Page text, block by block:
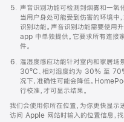
声音识别功能可检测到烟雾和一氧
当用户身处可能受到伤害的环境中
识别功能。声音识别功能需要使用
app 中单独提供。它要求所有连接
件。
温湿度感应功能针对室内和家居场
30ºC、相对湿度约为 30% 至
况下，准确性可能会降低。
行校准，才可显示结果。
我们会使用你所在位置，为你更快显示
访问 Apple 网站时输入的位置信息，找